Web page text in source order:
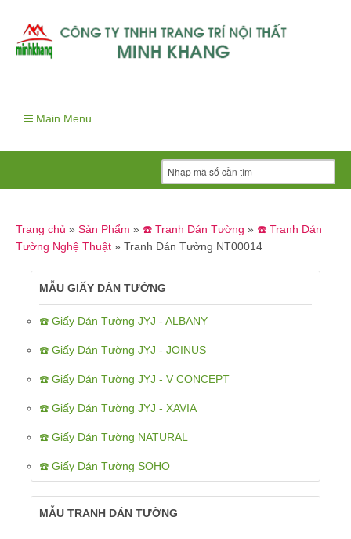
Main Menu
Trang chủ » Sản Phẩm » ☎️ Tranh Dán Tường » ☎️ Tranh Dán
Tường Nghệ Thuật » Tranh Dán Tường NT00014
MẪU GIẤY DÁN TƯỜNG
☎️ Giấy Dán Tường JYJ - ALBANY
☎️ Giấy Dán Tường JYJ - JOINUS
☎️ Giấy Dán Tường JYJ - V CONCEPT
☎️ Giấy Dán Tường JYJ - XAVIA
☎️ Giấy Dán Tường NATURAL
☎️ Giấy Dán Tường SOHO
MẪU TRANH DÁN TƯỜNG